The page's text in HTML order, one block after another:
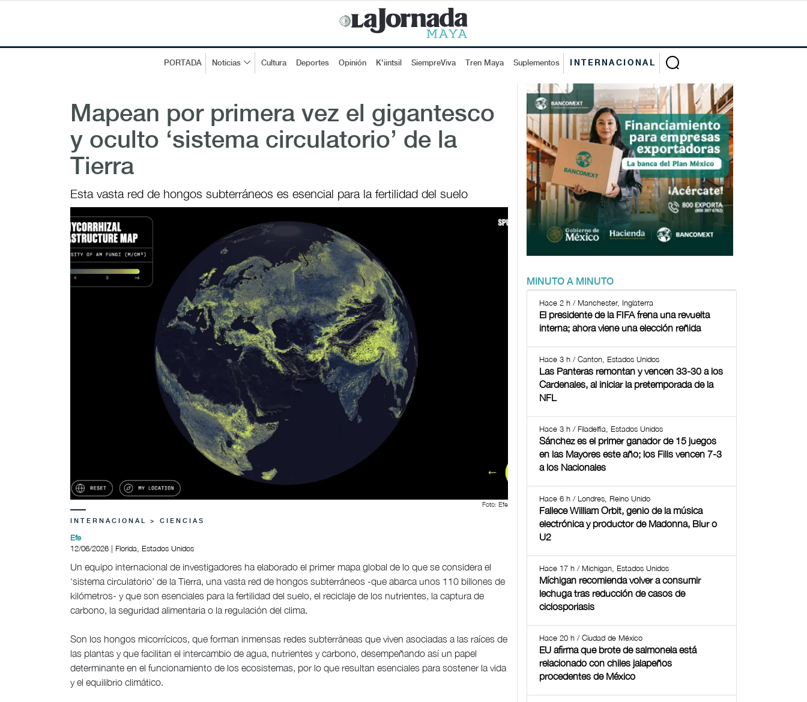
PORTADA Noticias Cultura Deportes Opinión K'iintsil SiempreViva Tren Maya Suplementos INTERNACIONAL
Mapean por primera vez el gigantesco
y oculto ‘sistema circulatorio’ de la
Tierra
Esta vasta red de hongos subterráneos es esencial para la fertilidad del suelo
Foto: Efe
INTERNACIONAL > CIENCIAS
Efe
12/06/2026 | Florida, Estados Unidos
Un equipo internacional de investigadores ha elaborado el primer mapa global de lo que se considera el
‘sistema circulatorio’ de la Tierra, una vasta red de hongos subterráneos -que abarca unos 110 billones de
kilómetros- y que son esenciales para la fertilidad del suelo, el reciclaje de los nutrientes, la captura de
carbono, la seguridad alimentaria o la regulación del clima.
Son los hongos micorrícicos, que forman inmensas redes subterráneas que viven asociadas a las raíces de
las plantas y que facilitan el intercambio de agua, nutrientes y carbono, desempeñando así un papel
determinante en el funcionamiento de los ecosistemas, por lo que resultan esenciales para sostener la vida
y el equilibrio climático.
MINUTO A MINUTO
Hace 2 h / Manchester, Inglaterra
El presidente de la FIFA frena una revuelta
interna; ahora viene una elección reñida
Hace 3 h / Canton, Estados Unidos
Las Panteras remontan y vencen 33-30 a los
Cardenales, al iniciar la pretemporada de la
NFL
Hace 3 h / Filadelfia, Estados Unidos
Sánchez es el primer ganador de 15 juegos
en las Mayores este año; los Filis vencen 7-3
a los Nacionales
Hace 6 h / Londres, Reino Unido
Fallece William Orbit, genio de la música
electrónica y productor de Madonna, Blur o
U2
Hace 17 h / Michigan, Estados Unidos
Míchigan recomienda volver a consumir
lechuga tras reducción de casos de
ciclosporiasis
Hace 20 h / Ciudad de México
EU afirma que brote de salmonela está
relacionado con chiles jalapeños
procedentes de México